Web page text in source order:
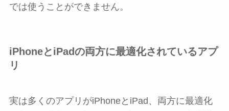
では使うことができません。
iPhoneとiPadの両方に最適化されているアプ
リ
実は多くのアプリがiPhoneとiPad、両方に最適化